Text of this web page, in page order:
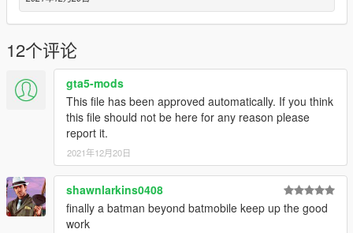
12个评论
gta5-mods
This file has been approved automatically. If you think
this file should not be here for any reason please
report it.
2021年12月20日
shawnlarkins0408
finally a batman beyond batmobile keep up the good
work